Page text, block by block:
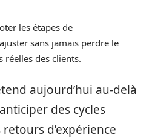
les étapes de
sans jamais perdre le
réelles des clients.
aujourd’hui au-delà
des cycles
d’expérience